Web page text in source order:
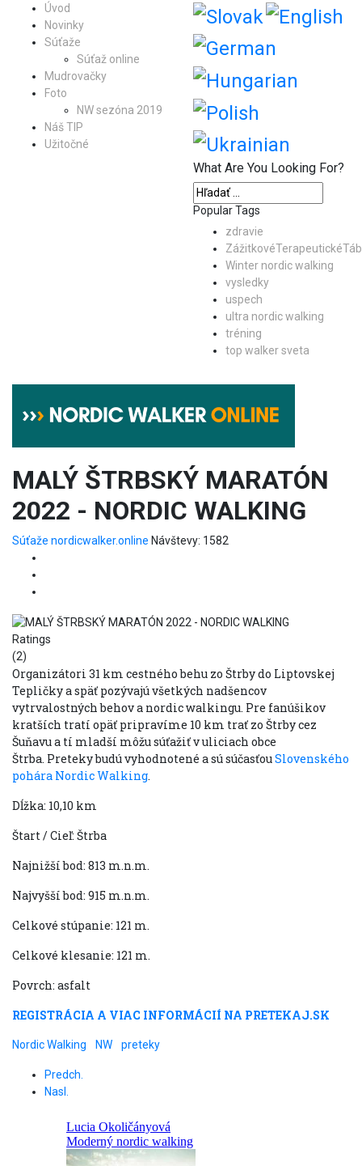
Úvod
Novinky
Súťaže
Súťaž online
Mudrovačky
Foto
NW sezóna 2019
Náš TIP
Užitočné
What Are You Looking For?
Popular Tags
zdravie
Winter nordic walking
vysledky
uspech
ultra nordic walking
tréning
top walker sveta
MALÝ ŠTRBSKÝ MARATÓN
2022 - NORDIC WALKING
Súťaže nordicwalker.online Návštevy: 1582
Ratings
(2)
Organizátori 31 km cestného behu zo Štrby do Liptovskej
Tepličky a späť pozývajú všetkých nadšencov
vytrvalostných behov a nordic walkingu. Pre fanúšikov
kratších tratí opäť pripravíme 10 km trať zo Štrby cez
Šuňavu a tí mladší môžu súťažiť v uliciach obce
Štrba. Preteky budú vyhodnotené a sú súčasťouSlovenského
pohára Nordic Walking.
Dĺžka: 10,10 km
Štart / Cieľ: Štrba
Najnižší bod: 813 m.n.m.
Najvyšší bod: 915 m.n.m.
Celkové stúpanie: 121 m.
Celkové klesanie: 121 m.
Povrch: asfalt
REGISTRÁCIA A VIAC INFORMÁCIÍ NA PRETEKAJ.SK
Nordic Walking NW preteky
Predch.
Nasl.